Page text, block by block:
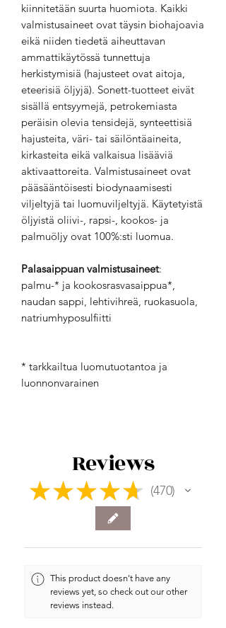
kiinnitetään suurta huomiota. Kaikki
valmistusaineet ovat täysin biohajoavia
eikä niiden tiedetä aiheuttavan
ammattikäytössä tunnettuja
herkistymisiä (hajusteet ovat aitoja,
eteerisiä öljyjä). Sonett-tuotteet eivät
sisällä entsyymejä, petrokemiasta
peräisin olevia tensidejä, synteettisiä
hajusteita, väri- tai säilöntäaineita,
kirkasteita eikä valkaisua lisääviä
aktivaattoreita. Valmistusaineet ovat
pääsääntöisesti biodynaamisesti
viljeltyjä tai luomuviljeltyjä. Käytetyistä
öljyistä oliivi-, rapsi-, kookos- ja
palmuöljy ovat 100%:sti luomua.
Palasaippuan valmistusaineet:
palmu-* ja kookosrasvasaippua*,
naudan sappi, lehtivihreä, ruokasuola,
natriumhyposulfiitti
* tarkkailtua luomutuotantoa ja
luonnonvarainen
Reviews
★ ★ ★ ★ ★ 470
470
This product doesn't have any
reviews yet, so check out our other
reviews instead.